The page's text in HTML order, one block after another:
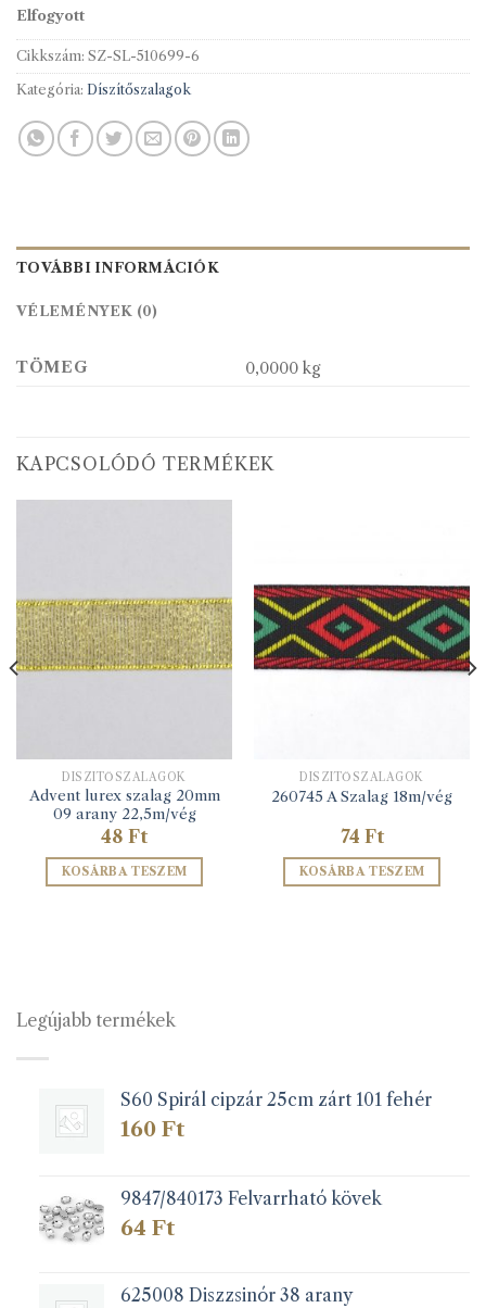
Elfogyott
Cikkszám: SZ-SL-510699-6
Kategória: Díszítőszalagok
TOVÁBBI INFORMÁCIÓK
VÉLEMÉNYEK (0)
TÖMEG 0,0000 kg
KAPCSOLÓDÓ TERMÉKEK
DÍSZÍTŐSZALAGOK
Advent lurex szalag 20mm
09 arany 22,5m/vég
48 Ft
KOSÁRBA TESZEM
DÍSZÍTŐSZALAGOK
260745 A Szalag 18m/vég
74 Ft
KOSÁRBA TESZEM
Legújabb termékek
S60 Spirál cipzár 25cm zárt 101 fehér
160 Ft
9847/840173 Felvarrható kövek
64 Ft
625008 Diszzsinór 38 arany